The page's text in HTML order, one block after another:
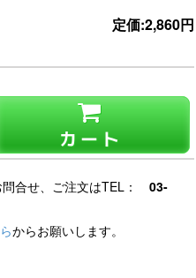
定価:2,860円
カート
合せ、ご注文はTEL： 03-
からお願いします。